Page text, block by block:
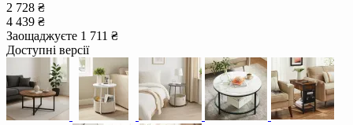
2 728 ₴
4 439 ₴
Заощаджуєте 1 711 ₴
Доступні версії